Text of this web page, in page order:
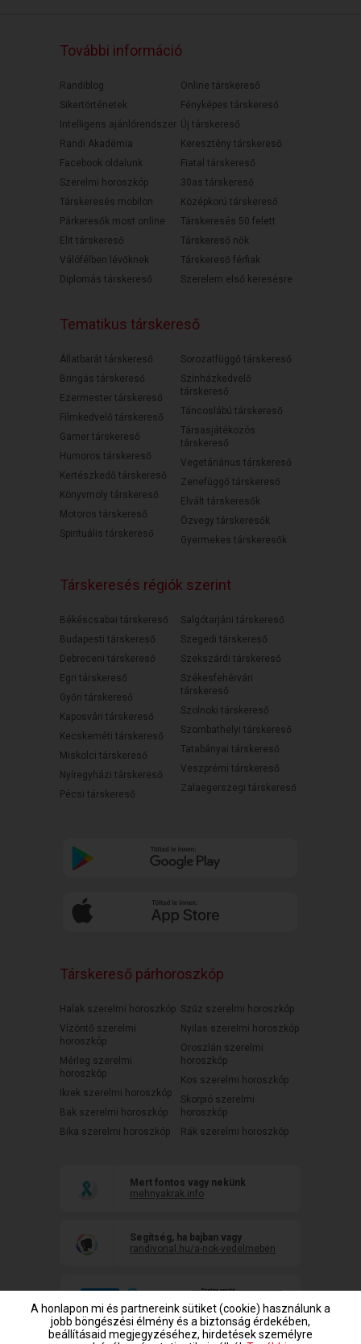
További információ
Randiblog
Sikertörténetek
Intelligens ajánlórendszer
Randi Akadémia
Facebook oldalunk
Szerelmi horoszkóp
Társkeresés mobilon
Párkeresők most online
Elit társkereső
Válófélben lévőknek
Diplomás társkereső
Online társkereső
Fényképes társkereső
Új társkereső
Keresztény társkereső
Fiatal társkereső
30as társkereső
Középkorú társkereső
Társkeresés 50 felett
Társkereső nők
Társkereső férfiak
Szerelem első keresésre
Tematikus társkereső
Állatbarát társkereső
Bringás társkereső
Ezermester társkereső
Filmkedvelő társkereső
Gamer társkereső
Humoros társkereső
Kertészkedő társkereső
Könyvmoly társkereső
Motoros társkereső
Spirituális társkereső
Sorozatfüggő társkereső
Színházkedvelő
társkereső
Táncoslábú társkereső
Társasjátékozós
társkereső
Vegetáriánus társkereső
Zenefüggő társkereső
Elvált társkeresők
Özvegy társkeresők
Gyermekes társkeresők
Társkeresés régiók szerint
Békéscsabai társkereső
Budapesti társkereső
Debreceni társkereső
Egri társkereső
Győri társkereső
Kaposvári társkereső
Kecskeméti társkereső
Miskolci társkereső
Nyíregyházi társkereső
Pécsi társkereső
Salgótarjáni társkereső
Szegedi társkereső
Szekszárdi társkereső
Székesfehérvári
társkereső
Szolnoki társkereső
Szombathelyi társkereső
Tatabányai társkereső
Veszprémi társkereső
Zalaegerszegi társkereső
Társkereső párhoroszkóp
Halak szerelmi horoszkóp
Vízöntő szerelmi
horoszkóp
Mérleg szerelmi
horoszkóp
Ikrek szerelmi horoszkóp
Bak szerelmi horoszkóp
Bika szerelmi horoszkóp
Szűz szerelmi horoszkóp
Nyilas szerelmi horoszkóp
Oroszlán szerelmi
horoszkóp
Kos szerelmi horoszkóp
Skorpió szerelmi
horoszkóp
Rák szerelmi horoszkóp
Mert fontos vagy nekünk
mehnyakrak.info
Segítség, ha bajban vagy
randivonal.hu/a-nok-vedelmeben
A honlapon mi és partnereink sütiket (cookie) használunk a
jobb böngészési élmény és a biztonság érdekében,
beállításaid megjegyzéséhez, hirdetések személyre